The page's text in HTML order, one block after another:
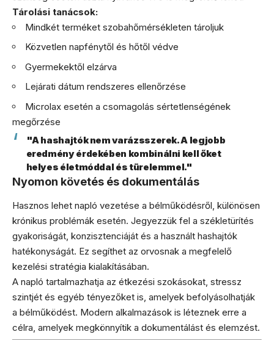
Tárolási tanácsok:
Mindkét terméket szobahőmérsékleten tároljuk
Közvetlen napfénytől és hőtől védve
Gyermekektől elzárva
Lejárati dátum rendszeres ellenőrzése
Microlax esetén a csomagolás sértetlenségének
megőrzése
"A hashajtók nem varázsszerek. A legjobb
eredmény érdekében kombinálni kell őket
helyes életmóddal és türelemmel."
Nyomon követés és dokumentálás
Hasznos lehet napló vezetése a bélműködésről, különösen
krónikus problémák esetén. Jegyezzük fel a székletürítés
gyakoriságát, konzisztenciáját és a használt hashajtók
hatékonyságát. Ez segíthet az orvosnak a megfelelő
kezelési stratégia kialakításában.
A napló tartalmazhatja az étkezési szokásokat, stressz
szintjét és egyéb tényezőket is, amelyek befolyásolhatják
a bélműködést. Modern alkalmazások is léteznek erre a
célra, amelyek megkönnyítik a dokumentálást és elemzést.